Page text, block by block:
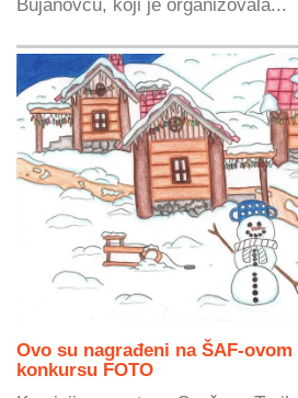
Bujanovcu, koji je organizovala...
Ovo su nagrađeni na ŠAF-
konkursu FOTO